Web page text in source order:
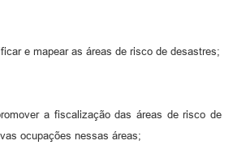
as áreas de risco de desastres;
fiscalização das áreas de risco de
ocupações nessas áreas;